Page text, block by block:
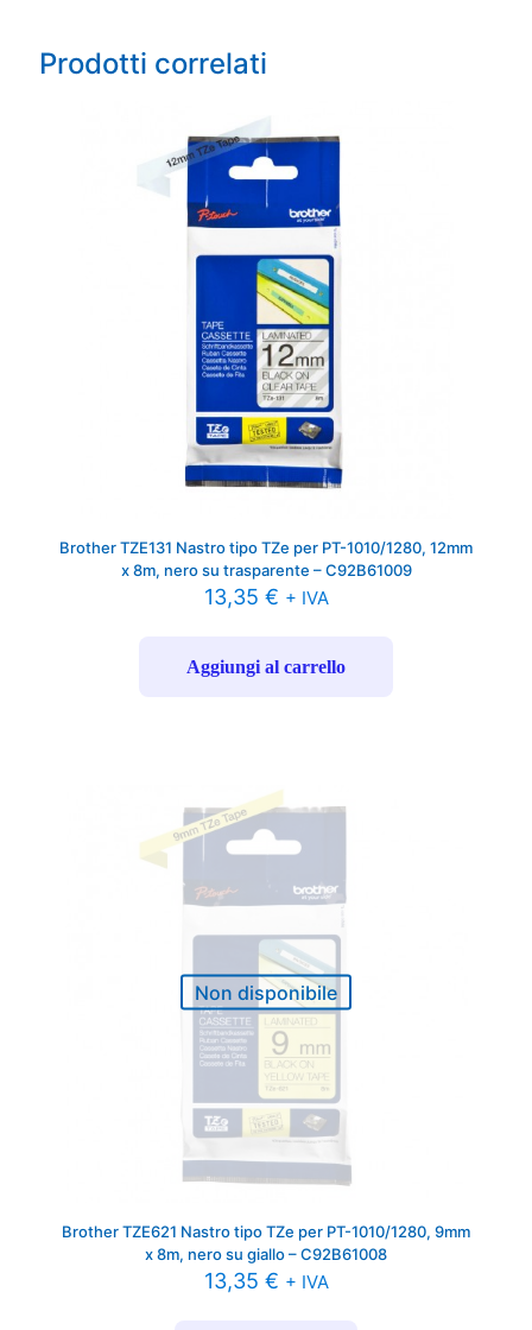
Prodotti correlati
Brother TZE131 Nastro tipo TZe per PT-1010/1280, 12mm
x 8m, nero su trasparente – C92B61009
13,35 € + IVA
Aggiungi al carrello
Non disponibile
Brother TZE621 Nastro tipo TZe per PT-1010/1280, 9mm
x 8m, nero su giallo – C92B61008
13,35 € + IVA